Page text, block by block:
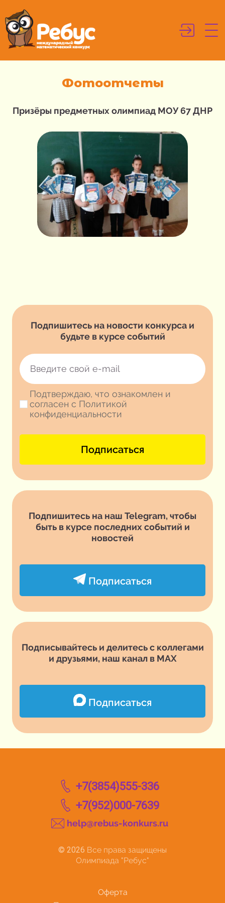
Фотоотчеты
Призёры предметных олимпиад МОУ 67 ДНР
Подпишитесь на новости конкурса и
будьте в курсе событий
Подтверждаю, что ознакомлен и
согласен с Политикой
конфиденциальности
Подписаться
Подпишитесь на наш Telegram, чтобы
быть в курсе последних событий и
новостей
Подписаться
Подписывайтесь и делитесь с коллегами
и друзьями, наш канал в MAX
Подписаться
+7(3854)555-336
+7(952)000-7639
help@rebus-konkurs.ru
© 2026 Все права защищены
Олимпиада "Ребус"
Оферта